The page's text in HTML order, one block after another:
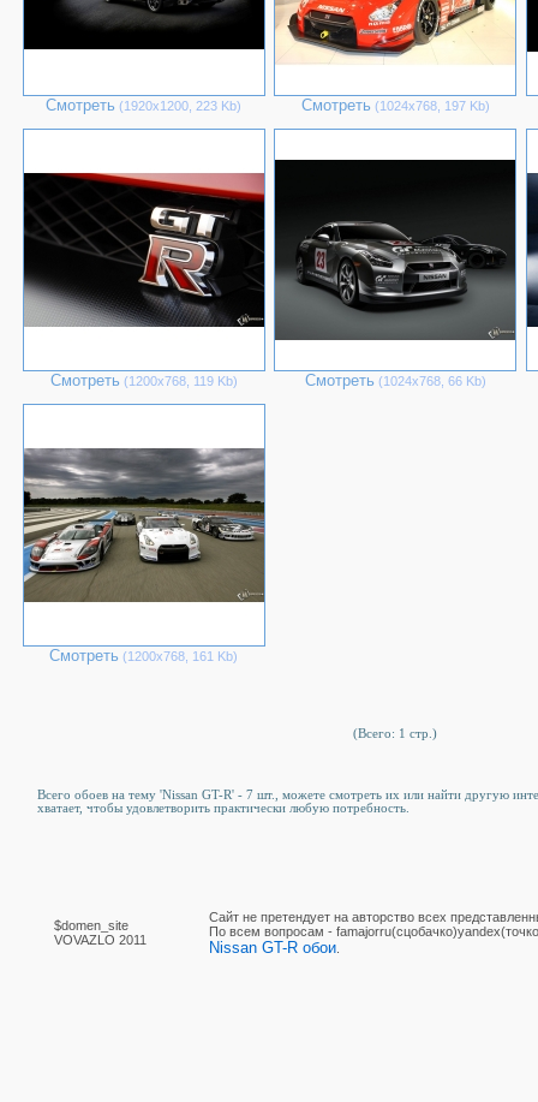
Смотреть (1920х1200, 223 Kb) Смотреть (1024х768, 197 Kb)
Смотреть (1200х768, 119 Kb) Смотреть (1024х768, 66 Kb)
Смотреть (1200х768, 161 Kb)
(Всего: 1 стр.)
Всего обоев на тему 'Nissan GT-R' - 7 шт., можете смотреть их или найти другую
хватает, чтобы удовлетворить практически любую потребность.
$domen_site
VOVAZLO 2011
Сайт не претендует на авторство всех
По вcем вопросам -
Nissan GT-R обои